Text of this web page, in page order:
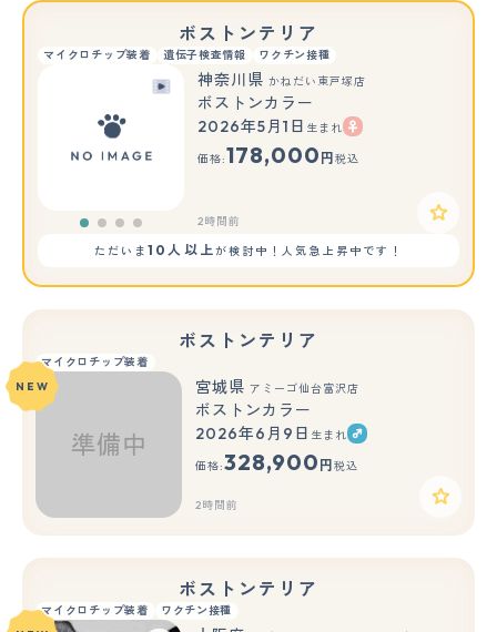
ボストンテリア
マイクロチップ装着 遺伝子検査情報 ワクチン接種
神奈川県 かねだい東戸塚店
ボストンカラー
2026年5月1日 生まれ
価格:178,000 円 税込
2時間前
ただいま10人以上が検討中！人気急上昇中です！
ボストンテリア
マイクロチップ装着
NEW
宮城県 アミーゴ仙台富沢店
ボストンカラー
2026年6月9日 生まれ
価格:328,900 円 税込
2時間前
ボストンテリア
マイクロチップ装着
ワクチン接種